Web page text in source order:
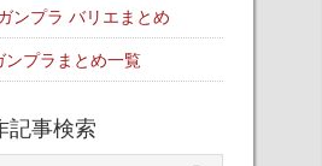
ンプラ バリエまとめ
プラまとめ一覧
記事検索